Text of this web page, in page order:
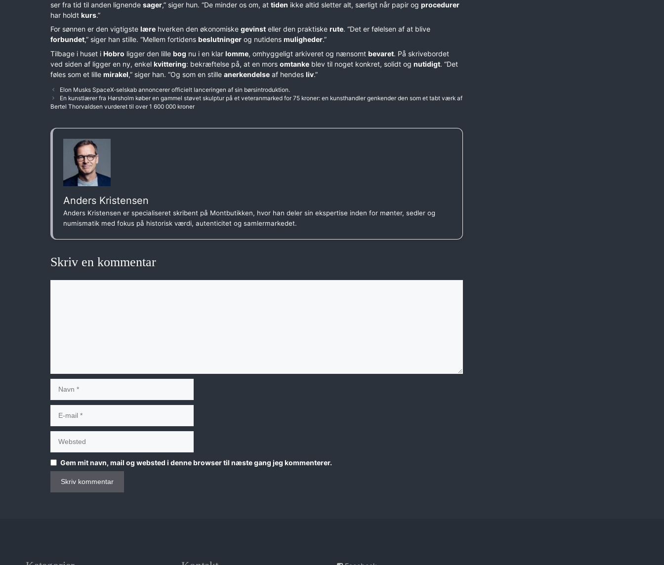
ser fra tid til anden lignende sager,” siger hun. “De minder os om, at tiden ikke altid sletter alt, særligt når papir og procedurer
har holdt kurs.”
For sønnen er den vigtigste lære hverken den økonomiske gevinst eller den praktiske rute. “Det er følelsen af at blive
forbundet,” siger han stille. “Mellem fortidens beslutninger og nutidens muligheder.”
Tilbage i huset i Hobro ligger den lille bog nu i en klar lomme, omhyggeligt arkiveret og nænsomt bevaret. På skrivebordet
ved siden af ligger en ny, enkel kvittering: bekræftelse på, at en mors omtanke blev til noget konkret, solidt og nutidigt. “Det
føles som et lille mirakel,” siger han. “Og som en stille anerkendelse af hendes liv.”
Elon Musks SpaceX-selskab annoncerer officielt lanceringen af sin børsintroduktion.
En kunstlærer fra Hørsholm køber en gammel støvet skulptur på et veteranmarked for 75 kroner: en kunsthandler genkender den som et tabt værk af
Bertel Thorvaldsen vurderet til over 1 600 000 kroner
Anders Kristensen
Anders Kristensen er specialiseret skribent på Montbutikken, hvor han deler sin ekspertise inden for mønter, sedler og
numismatik med fokus på historisk værdi, autenticitet og samlermarkedet.
Skriv en kommentar
mail
Gem mit navn, mail og websted i denne browser til næste gang jeg kommenterer.